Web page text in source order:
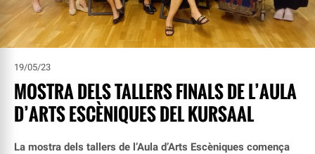
19/05/23
MOSTRA DELS TALLERS FINALS DE L’AULA
D’ARTS ESCÈNIQUES DEL KURSAAL
La mostra dels tallers de l’Aula d’Arts Escèniques comença